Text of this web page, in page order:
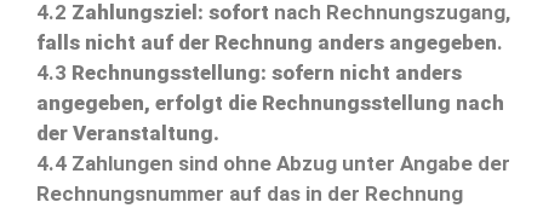
4.2 Zahlungsziel: sofort nach Rechnungszugang,
falls nicht auf der Rechnung anders angegeben.
4.3 Rechnungsstellung: sofern nicht anders
angegeben, erfolgt die Rechnungsstellung nach
der Veranstaltung.
4.4 Zahlungen sind ohne Abzug unter Angabe der
Rechnungsnummer auf das in der Rechnung